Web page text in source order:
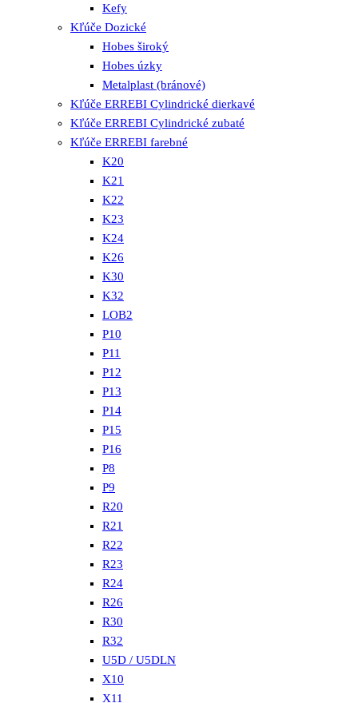
Kefy
Kľúče Dozické
Hobes široký
Hobes úzky
Metalplast (bránové)
Kľúče ERREBI Cylindrické dierkavé
Kľúče ERREBI Cylindrické zubaté
Kľúče ERREBI farebné
K20
K21
K22
K23
K24
K26
K30
K32
LOB2
P10
P11
P12
P13
P14
P15
P16
P8
P9
R20
R21
R22
R23
R24
R26
R30
R32
U5D / U5DLN
X10
X11